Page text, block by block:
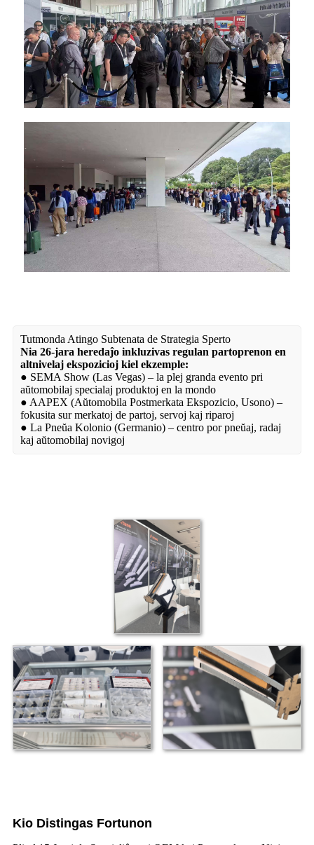
Tutmonda Atingo Subtenata de Strategia Sperto
Nia 26-jara heredaĵo inkluzivas regulan partoprenon en
altnivelaj ekspozicioj kiel ekzemple:
● SEMA Show (Las Vegas) – la plej granda evento pri
aŭtomobilaj specialaj produktoj en la mondo
● AAPEX (Aŭtomobila Postmerkata Ekspozicio, Usono) –
fokusita sur merkatoj de partoj, servoj kaj riparoj
● La Pneŭa Kolonio (Germanio) – centro por pneŭaj, radaj
kaj aŭtomobilaj novigoj
Kio Distingas Fortunon